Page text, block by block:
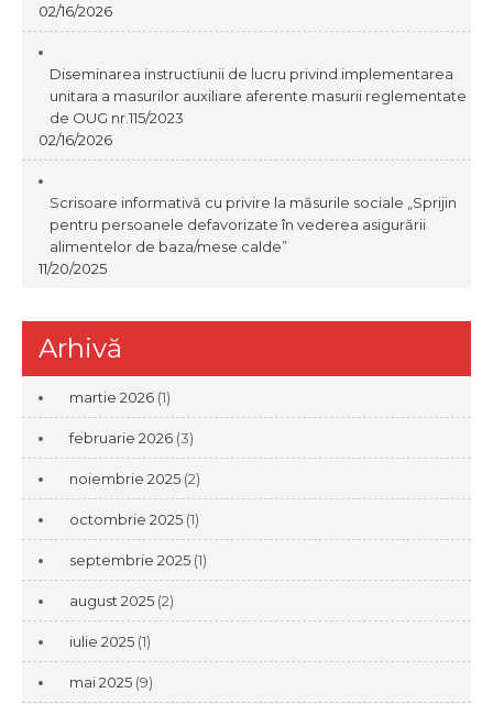
02/16/2026
Diseminarea instructiunii de lucru privind implementarea
unitara a masurilor auxiliare aferente masurii reglementate
de OUG nr.115/2023
02/16/2026
Scrisoare informativă cu privire la măsurile sociale „Sprijin
pentru persoanele defavorizate în vederea asigurării
alimentelor de baza/mese calde”
11/20/2025
Arhivă
martie 2026 (1)
februarie 2026 (3)
noiembrie 2025 (2)
octombrie 2025 (1)
septembrie 2025 (1)
august 2025 (2)
iulie 2025 (1)
mai 2025 (9)